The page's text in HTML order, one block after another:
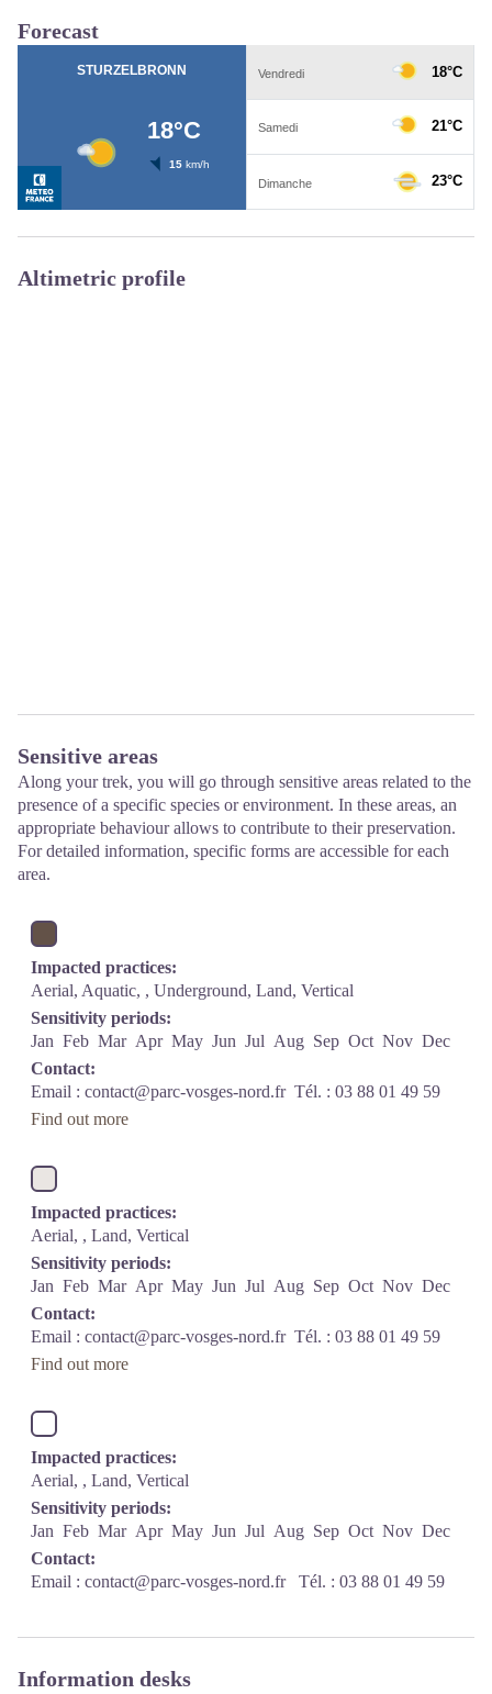
Forecast
Altimetric profile
Sensitive areas
Along your trek, you will go through sensitive areas related to the
presence of a specific species or environment. In these areas, an
appropriate behaviour allows to contribute to their preservation.
For detailed information, specific forms are accessible for each
area.
Impacted practices:
Aerial, Aquatic, , Underground, Land, Vertical
Sensitivity periods:
Jan Feb Mar Apr May Jun Jul Aug Sep Oct Nov Dec
Contact:
Email : contact@parc-vosges-nord.frTél. : 03 88 01 49 59
Find out more
Impacted practices:
Aerial, , Land, Vertical
Sensitivity periods:
Jan Feb Mar Apr May Jun Jul Aug Sep Oct Nov Dec
Contact:
Email : contact@parc-vosges-nord.frTél. : 03 88 01 49 59
Find out more
Impacted practices:
Aerial, , Land, Vertical
Sensitivity periods:
Jan Feb Mar Apr May Jun Jul Aug Sep Oct Nov Dec
Contact:
Email : contact@parc-vosges-nord.frTél. : 03 88 01 49 59
Information desks